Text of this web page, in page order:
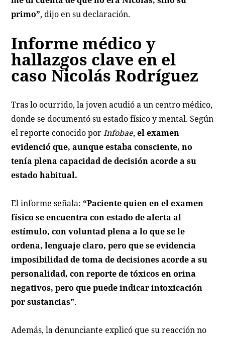
primo”, dijo en su declaración.
Informe médico y
hallazgos clave en el
caso Nicolás Rodríguez
Tras lo ocurrido, la joven acudió a un centro médico,
donde se documentó su estado físico y mental. Según
el reporte conocido porInfobae,el examen
evidenció que, aunque estaba consciente, no
tenía plena capacidad de decisión acorde a su
estado habitual.
El informe señala: “Paciente quien en el examen
físico se encuentra con estado de alerta al
estímulo, con voluntad plena a lo que se le
ordena, lenguaje claro, pero que se evidencia
imposibilidad de toma de decisiones acorde a su
personalidad, con reporte de tóxicos en orina
negativos, pero que puede indicar intoxicación
por sustancias”.
Además, la denunciante explicó que su reacción no